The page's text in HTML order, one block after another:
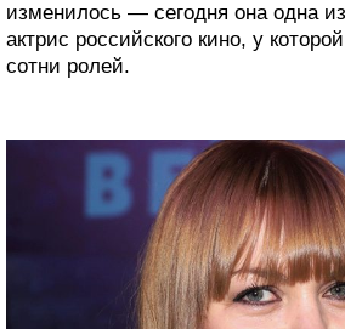
изменилось — сегодня она одна
актрис российского кино, у
сотни ролей.